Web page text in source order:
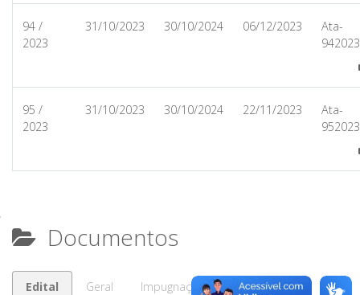
94 /
2023
31/10/2023 30/10/2024 06/12/2023
Ata-
95 /
2023
31/10/2023 30/10/2024 22/11/2023
Ata-
Documentos
Edital Geral
Impugnação/Esclarecimento